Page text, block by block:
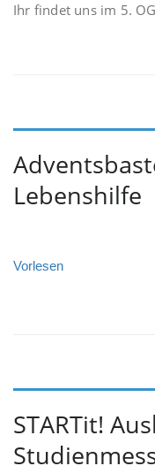
Ihr findet uns im 5. OG
Lebenshilfe
Vorlesen
STARTit!